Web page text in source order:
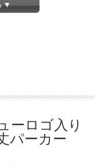
▼
ーロゴ入り
パーカー